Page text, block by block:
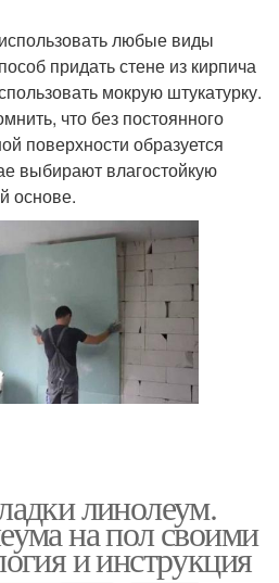
любые виды
придать стене из кирпича
мокрую штукатурку.
что без постоянного
поверхности образуется
выбирают влагостойкую
основе.
линолеум.
на пол своими
и инструкция